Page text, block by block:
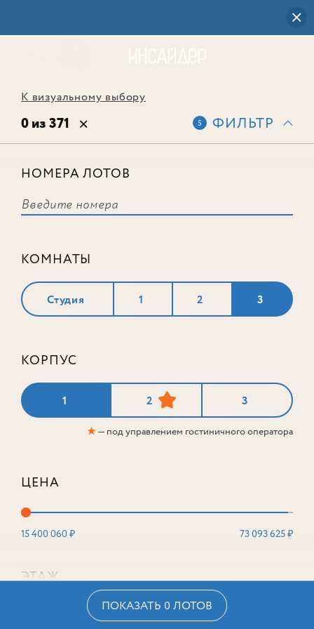
К визуальному выбору
0 из 371 5 ФИЛЬТР
НОМЕРА ЛОТОВ
КОМНАТЫ
Студия 1 2 3
КОРПУС
1 2 3
★— под управлением гостиничного оператора
ЦЕНА
15 400 060 ₽ 73 093 625 ₽
ЭТАЖ
ПОКАЗАТЬ 0 ЛОТОВ
соответствует ни одного лота